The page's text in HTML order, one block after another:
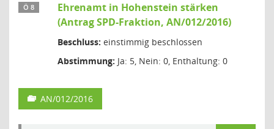
Ö 8
Ehrenamt in Hohenstein stärken
(Antrag SPD-Fraktion, AN/012/2016)
Beschluss: einstimmig beschlossen
Abstimmung: Ja: 5, Nein: 0, Enthaltung: 0
AN/012/2016